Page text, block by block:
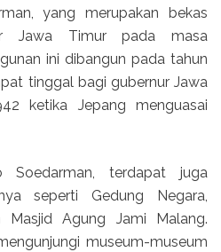
yang merupakan bekas
Jawa Timur pada masa
ini dibangun pada tahun
tinggal bagi gubernur Jawa
ketika Jepang menguasai
Soedarman, terdapat juga
seperti Gedung Negara,
Masjid Agung Jami Malang.
museum-museum